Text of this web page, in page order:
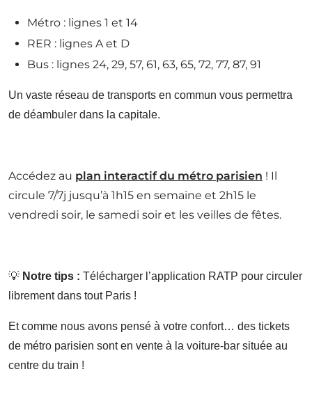
Métro : lignes 1 et 14
RER : lignes A et D
Bus : lignes 24, 29, 57, 61, 63, 65, 72, 77, 87, 91
Un vaste réseau de transports en commun vous permettra
de déambuler dans la capitale.
Accédez au plan interactif du métro parisien ! Il
circule 7/7j jusqu’à 1h15 en semaine et 2h15 le
vendredi soir, le samedi soir et les veilles de fêtes.
💡 Notre tips : Télécharger l’application RATP pour circuler
librement dans tout Paris !
Et comme nous avons pensé à votre confort… des tickets
de métro parisien sont en vente à la voiture-bar située au
centre du train !